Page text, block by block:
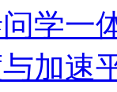
学一
加速